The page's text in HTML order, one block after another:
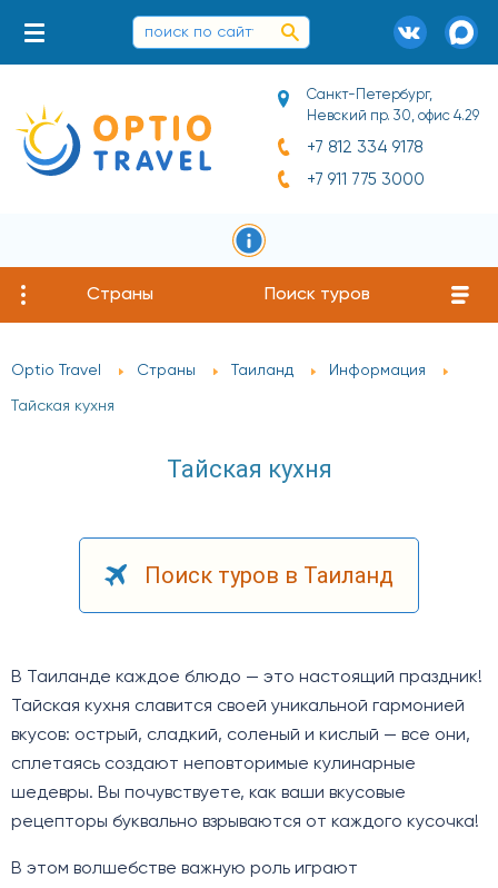
Санкт-Петербург,
Невский пр. 30, офис 4.29
+7 812 334 9178
+7 911 775 3000
Страны Поиск туров
Optio Travel Страны Таиланд Информация
Тайская кухня
Тайская кухня
Поиск туров в Таиланд
В Таиланде каждое блюдо — это настоящий праздник!
Тайская кухня славится своей уникальной гармонией
вкусов: острый, сладкий, соленый и кислый — все они,
сплетаясь создают неповторимые кулинарные
шедевры. Вы почувствуете, как ваши вкусовые
рецепторы буквально взрываются от каждого кусочка!
В этом волшебстве важную роль играют